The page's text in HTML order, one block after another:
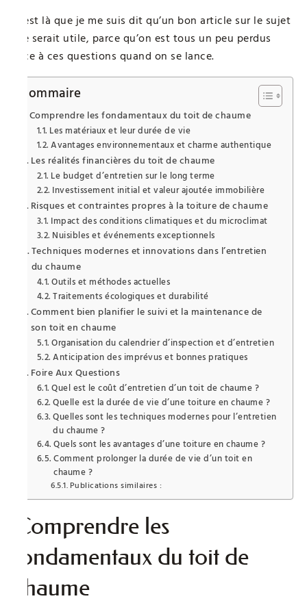
C’est là que je me suis dit qu’un bon article sur le sujet
me serait utile, parce qu’on est tous un peu perdus
face à ces questions quand on se lance.
Sommaire
Comprendre les fondamentaux du toit de chaume
Les matériaux et leur durée de vie
Avantages environnementaux et charme authentique
Les réalités financières du toit de chaume
Le budget d’entretien sur le long terme
Investissement initial et valeur ajoutée immobilière
Risques et contraintes propres à la toiture de chaume
Impact des conditions climatiques et du microclimat
Nuisibles et événements exceptionnels
Techniques modernes et innovations dans l’entretien
du chaume
Outils et méthodes actuelles
Traitements écologiques et durabilité
Comment bien planifier le suivi et la maintenance de
son toit en chaume
Organisation du calendrier d’inspection et d’entretien
Anticipation des imprévus et bonnes pratiques
Foire Aux Questions
Quel est le coût d’entretien d’un toit de chaume ?
Quelle est la durée de vie d’une toiture en chaume ?
Quelles sont les techniques modernes pour l’entretien
du chaume ?
Quels sont les avantages d’une toiture en chaume ?
Comment prolonger la durée de vie d’un toit en
chaume ?
Publications similaires :
Comprendre les
fondamentaux du toit de
chaume